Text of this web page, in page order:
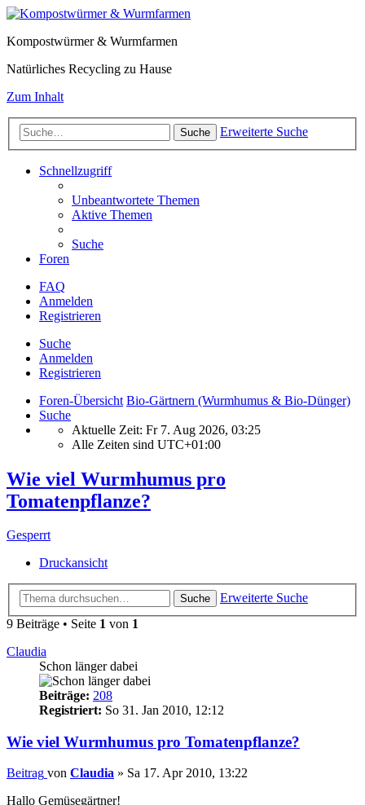
Kompostwürmer & Wurmfarmen
Natürliches Recycling zu Hause
Zum Inhalt
Suche Erweiterte Suche
Schnellzugriff
Unbeantwortete Themen
Aktive Themen
Suche
Foren
FAQ
Anmelden
Registrieren
Suche
Anmelden
Registrieren
Foren-Übersicht Bio-Gärtnern (Wurmhumus & Bio-Dünger)
Suche
Aktuelle Zeit: Fr 7. Aug 2026, 03:25
Alle Zeiten sind UTC+01:00
Wie viel Wurmhumus pro
Tomatenpflanze?
Gesperrt
Druckansicht
Suche
Erweiterte Suche
9 Beiträge • Seite 1 von 1
Claudia
Schon länger dabei
Beiträge: 208
Registriert: So 31. Jan 2010, 12:12
Wie viel Wurmhumus pro Tomatenpflanze?
Beitrag von Claudia » Sa 17. Apr 2010, 13:22
Hallo Gemüsegärtner!